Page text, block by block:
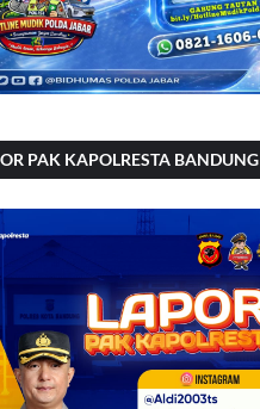
PAK KAPOLRESTA BANDUNG